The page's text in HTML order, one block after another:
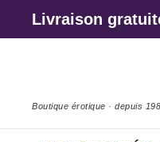
Livraison
Boutique érotique · depuis